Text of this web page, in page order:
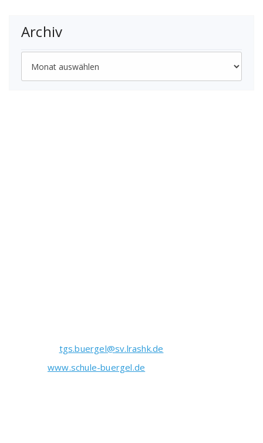
Archiv
tgs.buergel@sv.lrashk.de
www.schule-buergel.de